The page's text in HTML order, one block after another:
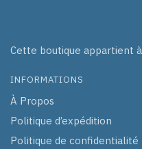
Cette boutique appartient
INFORMATIONS
À Propos
Politique d’expédition
Politique de confidentialité